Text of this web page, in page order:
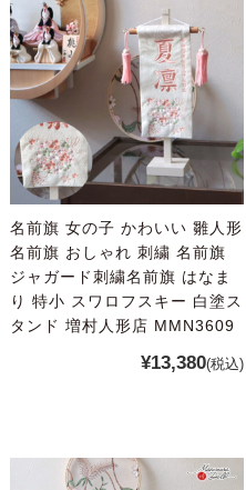
名前旗 女の子 かわいい 雛人形
名前旗 おしゃれ 刺繍 名前旗
ジャガード刺繍名前旗 はなま
り 特小 スワロフスキー 白塗ス
タンド 増村人形店 MMN3609
¥13,380(税込)